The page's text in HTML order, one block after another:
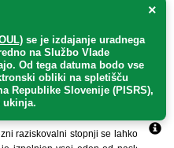
s Priporočili Komisije 2003/361/ES
in srednje velikih podjetij, kar je
določanja stopnje sofinanciranja
kot podjetja v delu njihove
raziskovalni stopnji se lahko doda
×
se je izdajanje uradnega
na Službo Vlade
. Od tega datuma bodo vse
obliki na spletišču
Republike Slovenije (PISRS),
ukinja.